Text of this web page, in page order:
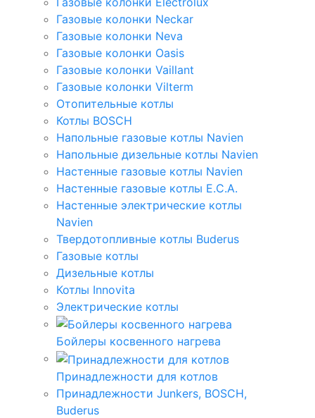
Газовые колонки Neckar
Газовые колонки Neva
Газовые колонки Oasis
Газовые колонки Vaillant
Газовые колонки Vilterm
Отопительные котлы
Котлы BOSCH
Напольные газовые котлы Navien
Напольные дизельные котлы Navien
Настенные газовые котлы Navien
Настенные газовые котлы E.C.A.
Настенные электрические котлы
Navien
Твердотопливные котлы Buderus
Газовые котлы
Дизельные котлы
Котлы Innovita
Электрические котлы
Бойлеры косвенного нагрева
Принадлежности для котлов
Принадлежности Junkers, BOSCH,
Buderus